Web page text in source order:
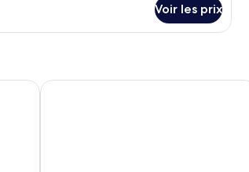
Voir les prix
The Salisbury - YMCA of Hong Kong